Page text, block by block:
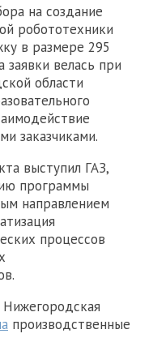
на создание
робототехники
в размере 295
заявки велась при
области
заказчиками.
выступил ГАЗ,
программы
направлением
процессов
производственные